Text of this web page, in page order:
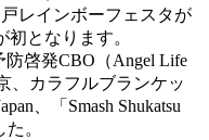
レインボーフェスタが
となります。
啓発CBO（Angel Life
、カラフルブランケッ
、「Smash Shukatsu
。